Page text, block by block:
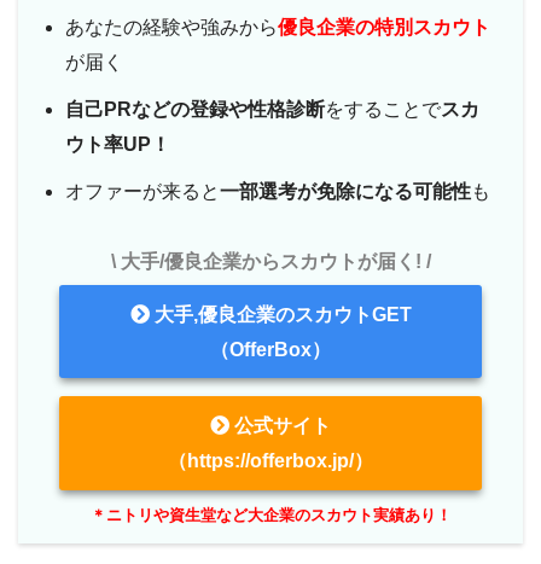
あなたの経験や強みから優良企業の特別スカウト
が届く
自己PRなどの登録や性格診断をすることでスカ
ウト率UP！
オファーが来ると一部選考が免除になる可能性も
\ 大手/優良企業からスカウトが届く! /
大手,優良企業のスカウトGET
（OfferBox）
公式サイト
（https://offerbox.jp/）
＊ニトリや資生堂など大企業のスカウト実績あり！